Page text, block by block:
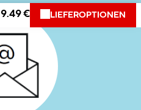
9.49 € LIEFEROPTIONEN